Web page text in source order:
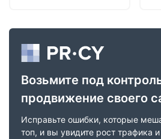
Возьмите под
продвижение своего
Исправьте ошибки, которые
топ, и вы увидите рост трафика